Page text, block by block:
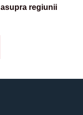
regiunii